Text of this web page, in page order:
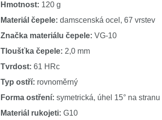
Hmotnost: 120 g
Materiál čepele: damscenská ocel, 67 vrstev
Značka materiálu čepele: VG-10
Tloušťka čepele: 2,0 mm
Tvrdost: 61 HRc
Typ ostří: rovnoměrný
Forma ostření: symetrická, úhel 15° na stranu
Materiál rukojeti: G10